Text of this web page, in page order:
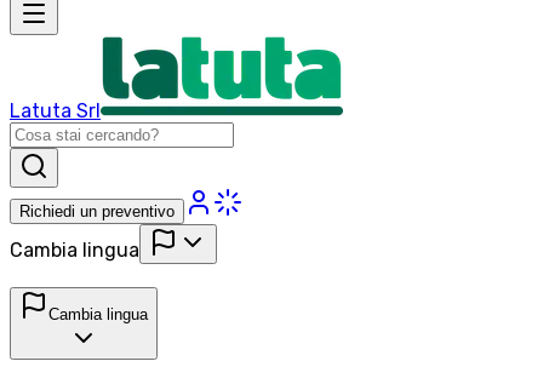
Latuta Srl
Richiedi un preventivo
Cambia lingua
Cambia lingua